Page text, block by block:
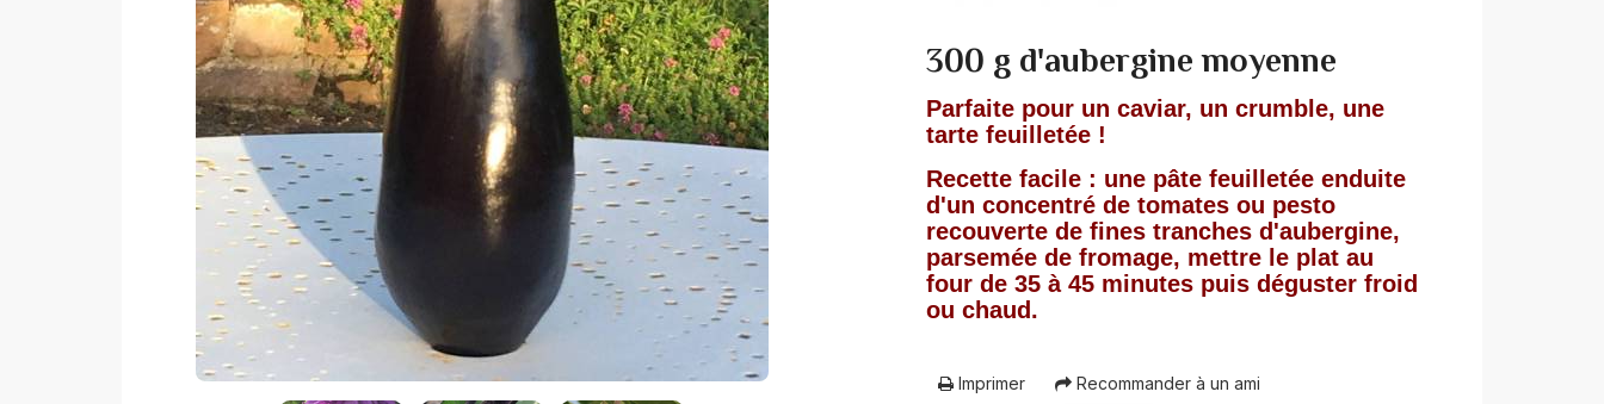
300 g d'aubergine moyenne
Parfaite pour un caviar, un crumble, une
tarte feuilletée !
Recette facile : une pâte feuilletée enduite
d'un concentré de tomates ou pesto
recouverte de fines tranches d'aubergine,
parsemée de fromage, mettre le plat au
four de 35 à 45 minutes puis déguster froid
ou chaud.
Imprimer Recommander à un ami